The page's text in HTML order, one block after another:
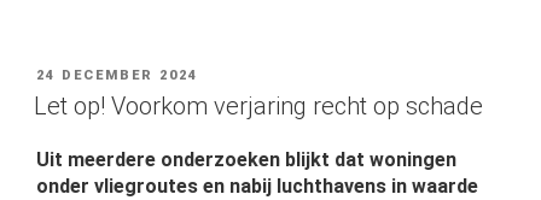
GEPLAATST
OP
24 DECEMBER 2024
Let op! Voorkom verjaring recht op schade
Uit meerdere onderzoeken blijkt dat woningen
onder vliegroutes en nabij luchthavens in waarde